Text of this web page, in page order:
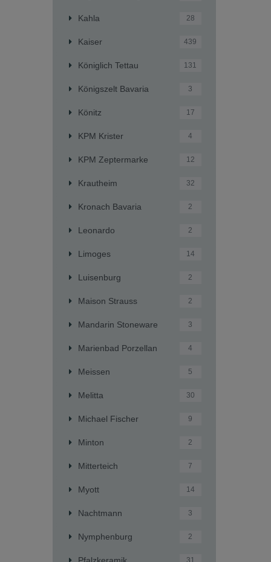
Kahla 28
Kaiser 439
Königlich Tettau 131
Königszelt Bavaria 3
Könitz 17
KPM Krister 4
KPM Zeptermarke 12
Krautheim 32
Kronach Bavaria 2
Leonardo 2
Limoges 14
Luisenburg 2
Maison Strauss 2
Mandarin Stoneware 3
Marienbad Porzellan 4
Meissen 5
Melitta 30
Michael Fischer 9
Minton 2
Mitterteich 7
Myott 14
Nachtmann 3
Nymphenburg 2